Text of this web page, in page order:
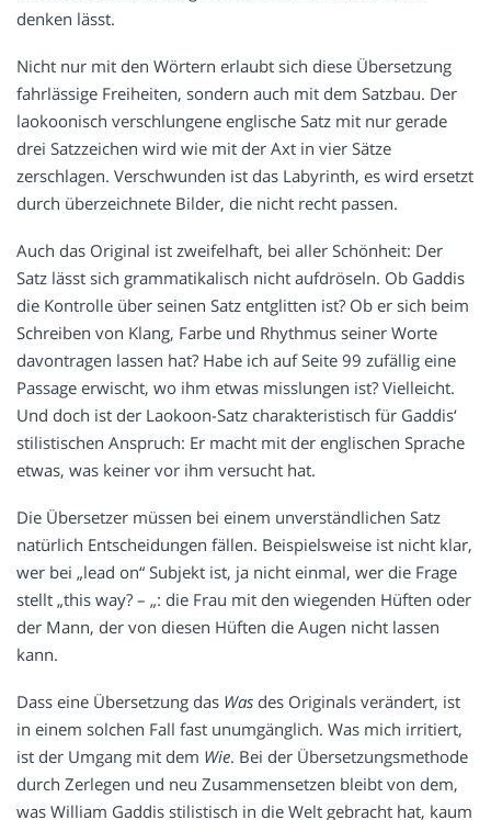
denken lässt.
Nicht nur mit den Wörtern erlaubt sich diese Übersetzung
fahrlässige Freiheiten, sondern auch mit dem Satzbau. Der
laokoonisch verschlungene englische Satz mit nur gerade
drei Satzzeichen wird wie mit der Axt in vier Sätze
zerschlagen. Verschwunden ist das Labyrinth, es wird ersetzt
durch überzeichnete Bilder, die nicht recht passen.
Auch das Original ist zweifelhaft, bei aller Schönheit: Der
Satz lässt sich grammatikalisch nicht aufdröseln. Ob Gaddis
die Kontrolle über seinen Satz entglitten ist? Ob er sich beim
Schreiben von Klang, Farbe und Rhythmus seiner Worte
davontragen lassen hat? Habe ich auf Seite 99 zufällig eine
Passage erwischt, wo ihm etwas misslungen ist? Vielleicht.
Und doch ist der Laokoon-Satz charakteristisch für Gaddis‘
stilistischen Anspruch: Er macht mit der englischen Sprache
etwas, was keiner vor ihm versucht hat.
Die Übersetzer müssen bei einem unverständlichen Satz
natürlich Entscheidungen fällen. Beispielsweise ist nicht klar,
wer bei „lead on“ Subjekt ist, ja nicht einmal, wer die Frage
stellt „this way? – „: die Frau mit den wiegenden Hüften oder
der Mann, der von diesen Hüften die Augen nicht lassen
kann.
Dass eine Übersetzung das Was des Originals verändert, ist
in einem solchen Fall fast unumgänglich. Was mich irritiert,
ist der Umgang mit dem Wie. Bei der Übersetzungsmethode
durch Zerlegen und neu Zusammensetzen bleibt von dem,
was William Gaddis stilistisch in die Welt gebracht hat, kaum